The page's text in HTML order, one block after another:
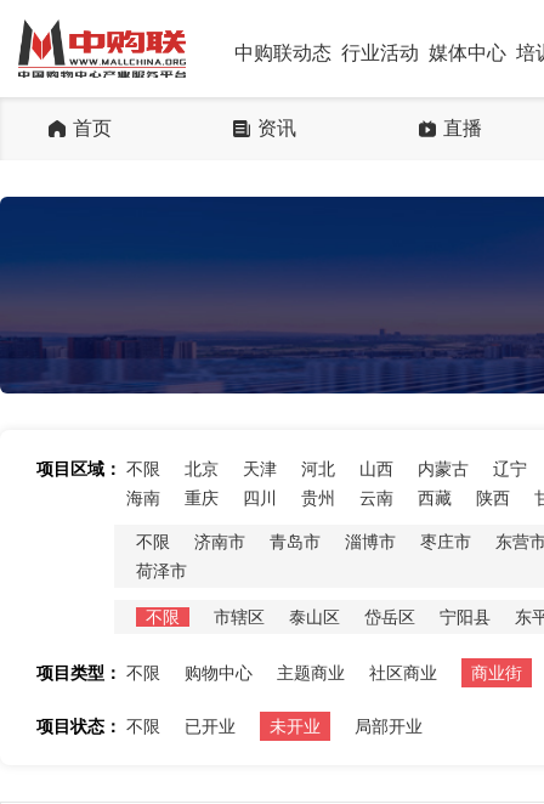
中购联动态 行业活动 媒体中心 培
首页 资讯 直播
项目区域： 不限 北京 天津 河北 山西 内蒙古
辽宁
海南
重庆 四川 贵州 云南 西藏 陕西
不限 济南市 青岛市 淄博市 枣庄市
东营
荷泽市
不限 市辖区 泰山区 岱岳区 宁阳县 东
项目类型： 不限 购物中心 主题商业 社区商业 商业街
项目状态： 不限 已开业 未开业 局部开业